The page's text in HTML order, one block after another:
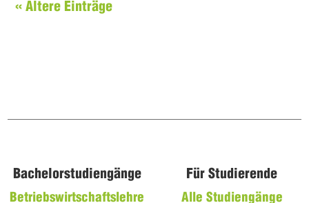
« Ältere Einträge
Bachelorstudiengänge
Betriebswirtschaftslehre
Für Studierende
Alle Studiengänge